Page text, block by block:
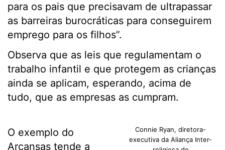
para os pais que precisavam de ultrapassar
as barreiras burocráticas para conseguirem
emprego para os filhos”.
Observa que as leis que regulamentam o
trabalho infantil e que protegem as crianças
ainda se aplicam, esperando, acima de
tudo, que as empresas as cumpram.
Connie Ryan, diretora-
executiva da Aliança Inter-
O exemplo do
Arcansas tende a